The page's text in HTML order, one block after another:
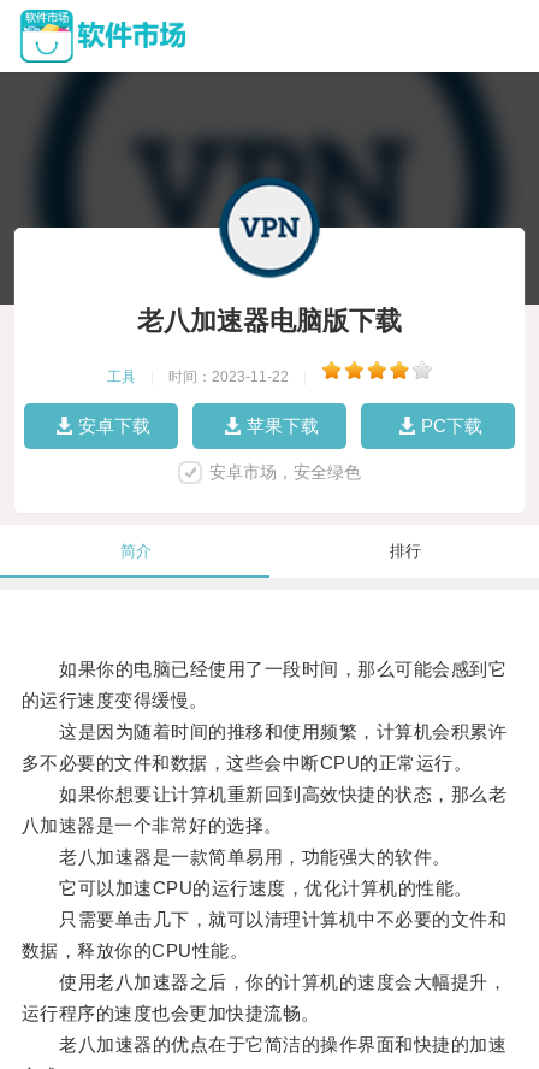
老八加速器电脑版下载
工具 时间：2023-11-22
安卓下载 苹果下载 PC下载
安卓市场，安全绿色
简介 排行
如果你的电脑已经使用了一段时间，那么可能会感到它
的运行速度变得缓慢。
这是因为随着时间的推移和使用频繁，计算机会积累许
多不必要的文件和数据，这些会中断CPU的正常运行。
如果你想要让计算机重新回到高效快捷的状态，那么老
八加速器是一个非常好的选择。
老八加速器是一款简单易用，功能强大的软件。
它可以加速CPU的运行速度，优化计算机的性能。
只需要单击几下，就可以清理计算机中不必要的文件和
数据，释放你的CPU性能。
使用老八加速器之后，你的计算机的速度会大幅提升，
运行程序的速度也会更加快捷流畅。
老八加速器的优点在于它简洁的操作界面和快捷的加速